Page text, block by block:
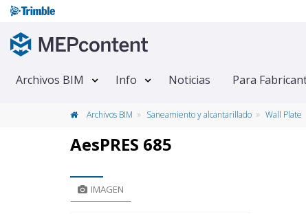
Archivos BIM Info Noticias Para
Archivos BIM Saneamiento y alcantarillado Wall Plate
AesPRES 685
IMAGEN